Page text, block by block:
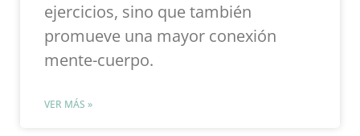
ejercicios, sino que también
promueve una mayor conexión
mente-cuerpo.
VER MÁS »